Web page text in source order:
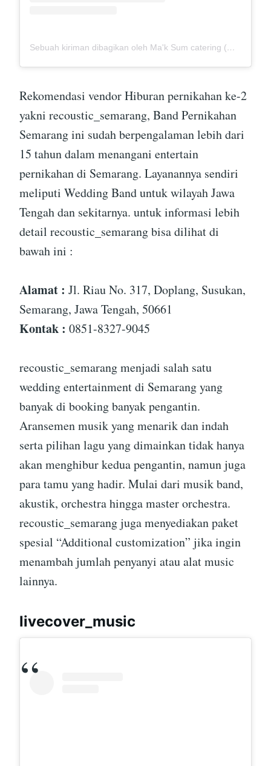
Sebuah kiriman dibagikan oleh Ma'k Sum catering (@mak_sumcatering)
Rekomendasi vendor Hiburan pernikahan ke-2
yakni recoustic_semarang, Band Pernikahan
Semarang ini sudah berpengalaman lebih dari
15 tahun dalam menangani entertain
pernikahan di Semarang. Layanannya sendiri
meliputi Wedding Band untuk wilayah Jawa
Tengah dan sekitarnya. untuk informasi lebih
detail recoustic_semarang bisa dilihat di
bawah ini :
Alamat : Jl. Riau No. 317, Doplang, Susukan,
Semarang, Jawa Tengah, 50661
Kontak : 0851-8327-9045
recoustic_semarang menjadi salah satu
wedding entertainment di Semarang yang
banyak di booking banyak pengantin.
Aransemen musik yang menarik dan indah
serta pilihan lagu yang dimainkan tidak hanya
akan menghibur kedua pengantin, namun juga
para tamu yang hadir. Mulai dari musik band,
akustik, orchestra hingga master orchestra.
recoustic_semarang juga menyediakan paket
spesial “Additional customization” jika ingin
menambah jumlah penyanyi atau alat music
lainnya.
livecover_music